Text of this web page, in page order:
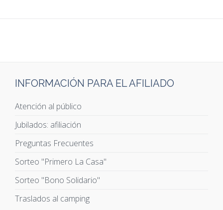
INFORMACIÓN PARA EL AFILIADO
Atención al público
Jubilados: afiliación
Preguntas Frecuentes
Sorteo "Primero La Casa"
Sorteo "Bono Solidario"
Traslados al camping